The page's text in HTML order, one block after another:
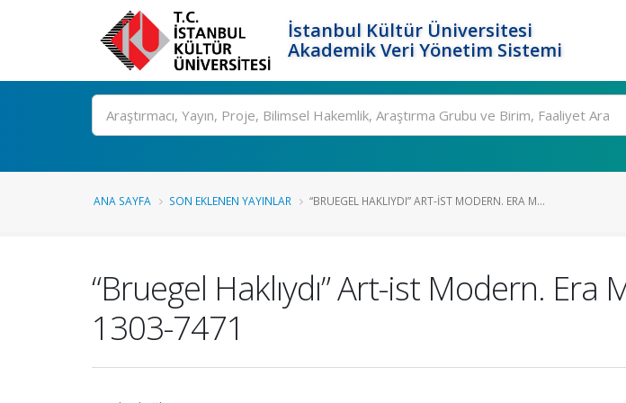
İstanbul Kültür Üniversitesi
Akademik Veri Yönetim Sistemi
Ara
ANA SAYFA SON EKLENEN YAYINLAR “BRUEGEL HAKLIYDI” ART-IST MODERN. ERA M...
“Bruegel Haklıydı” Art-ist Modern. Era
1303-7471